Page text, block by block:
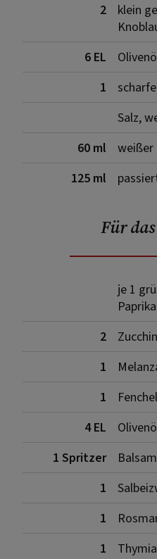
2
klein
6 EL
1
Salz,
60 ml
weißer
125 ml
Für
je 1
Paprika
2
1
1
Fenchel
4 EL
1 Spritzer
1
1
1